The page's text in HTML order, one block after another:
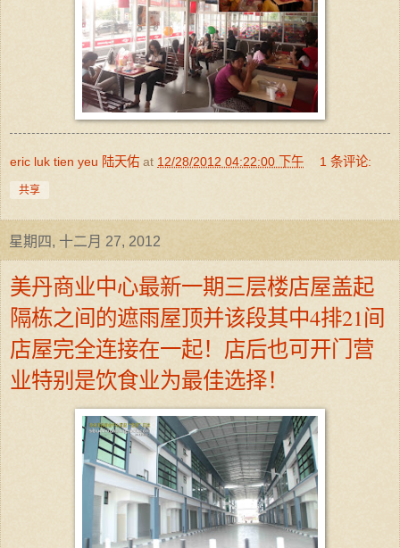
eric luk tien yeu 陆天佑 at 12/28/2012 04:22:00 下午 1 条评论:
共享
星期四, 十二月 27, 2012
美丹商业中心最新一期三层楼店屋盖起
隔栋之间的遮雨屋顶并该段其中4排21间
店屋完全连接在一起！店后也可开门营
业特别是饮食业为最佳选择！